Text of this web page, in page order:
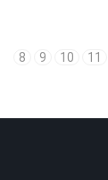
8
9 10 11